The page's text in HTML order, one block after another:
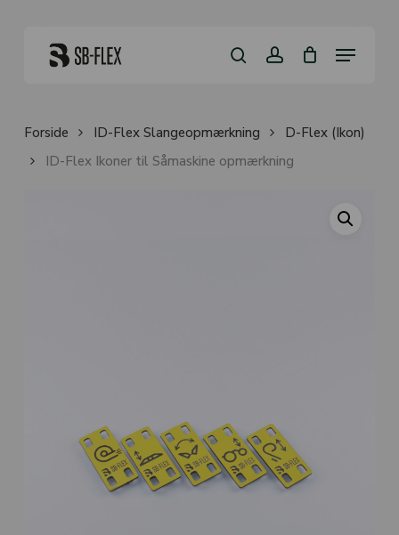
searchaccount
Menu
Kurv Cart
Forside ID-Flex Slangeopmærkning
D-Flex (Ikon)
ID-Flex Ikoner til Såmaskine opmærkning